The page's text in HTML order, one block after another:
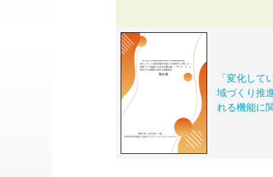
「変化して
域づくり推
れる機能に